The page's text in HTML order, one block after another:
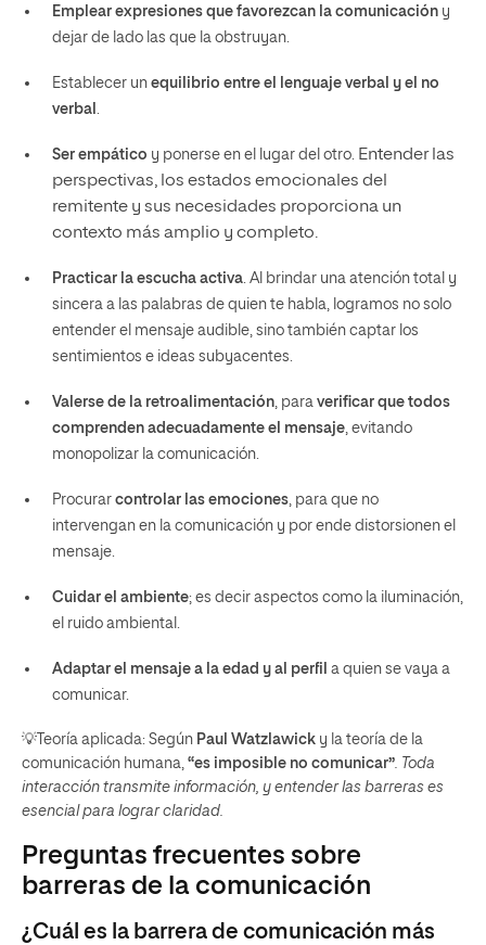
Emplear expresiones que favorezcan la comunicacióny
dejar de lado las que la obstruyan.
Establecer un equilibrio entre el lenguaje verbal y el no
verbal .
Ser empático y ponerse en el lugar del otro. Entender las
perspectivas, los estados emocionales del
remitente y sus necesidades proporciona un
contexto más amplio y completo.
Practicar la escucha activa. Al brindar una atención total y
sincera a las palabras de quien te habla, logramos no solo
entender el mensaje audible, sino también captar los
sentimientos e ideas subyacentes.
Valerse de la retroalimentación, para verificar que todos
comprenden adecuadamente el mensaje, evitando
monopolizar la comunicación.
Procurar controlar las emociones, para que no
intervengan en la comunicación y por ende distorsionen el
mensaje.
Cuidar el ambiente; es decir aspectos como la iluminación,
el ruido ambiental.
Adaptar el mensaje a la edad y al perfil a quien se vaya a
comunicar.
💡Teoría aplicada: Según Paul Watzlawick y la teoría de la
comunicación humana, “es imposible no comunicar”. Toda
interacción transmite información, y entender las barreras es
esencial para lograr claridad.
Preguntas frecuentes sobre
barreras de la comunicación
¿Cuál es la barrera de comunicación más